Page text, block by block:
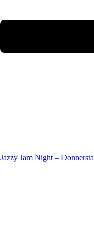
Jazzy Jam Night –